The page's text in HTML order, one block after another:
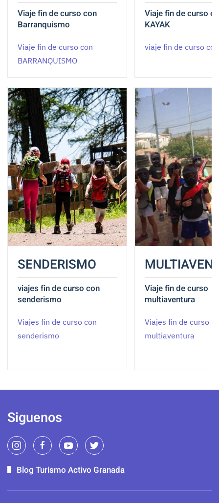
Viaje fin de curso con
Barranquismo
Viaje fin de curso con
BARRANQUISMO
Viaje fin de curso
KAYAK
viaje fin de curso
SENDERISMO
viajes fin de curso con
senderismo
Viajes fin de curso con
senderismo
Viaje fin de curso
multiaventura
Viajes fin de curso
multiaventura
Siguenos
Blog Turismo Activo Granada